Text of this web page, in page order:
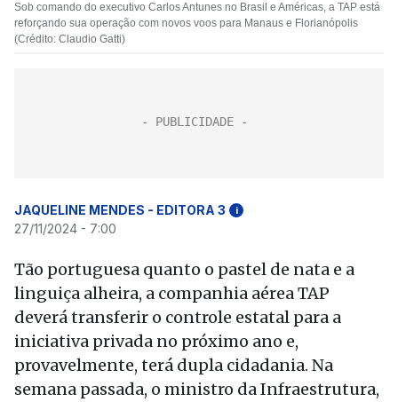
Sob comando do executivo Carlos Antunes no Brasil e Américas, a TAP está
reforçando sua operação com novos voos para Manaus e Florianópolis
(Crédito: Claudio Gatti)
JAQUELINE MENDES - EDITORA 3 i
27/11/2024 - 7:00
Tão portuguesa quanto o pastel de nata e a
linguiça alheira, a companhia aérea TAP
deverá transferir o controle estatal para a
iniciativa privada no próximo ano e,
provavelmente, terá dupla cidadania. Na
semana passada, o ministro da Infraestrutura,